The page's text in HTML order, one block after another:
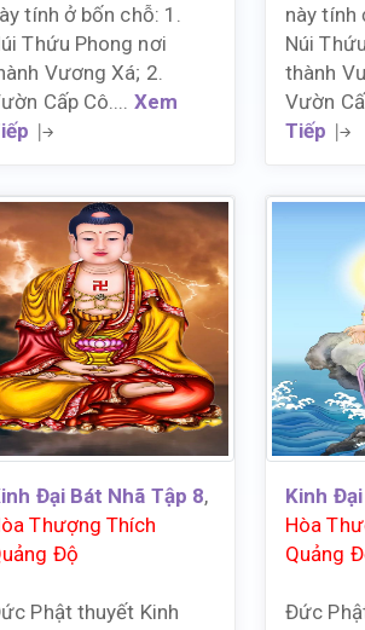
tính ở bốn chỗ: 1.
Thứu Phong nơi
Vương Xá; 2.
Cấp Cô.... Xem
này tính
Núi
thành
Vườn
Tiếp
Đại Bát Nhã Tập 8,
Thượng Thích
Độ
Phật thuyết Kinh
Kinh
Hòa
Quảng
Đức